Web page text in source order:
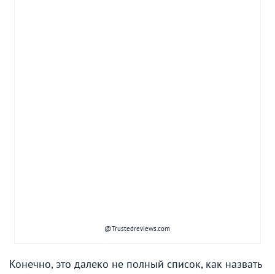
@Trustedreviews.com
Конечно, это далеко не полный список, как назвать